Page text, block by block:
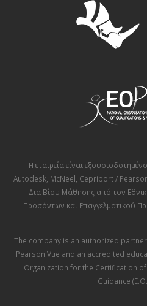
Η εταιρεία είναι
Autodesk, McNeel Cepriport /
Δια Βίου Μάθησης από τον
Προσόντων και Επαγγελματικού
The company is an authorized
Pearson Vue and an accredited
Organization for the Certification
Guidance